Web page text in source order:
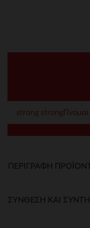
strong
ΠΕΡΙΓΡΑΦΉ
ΣΎΝΘΕΣΗ ΚΑΙ